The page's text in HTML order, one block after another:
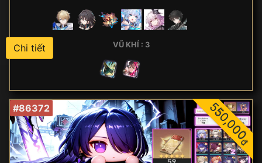
VŨ KHÍ : 3
Chi tiết
#86372 550,000
đ